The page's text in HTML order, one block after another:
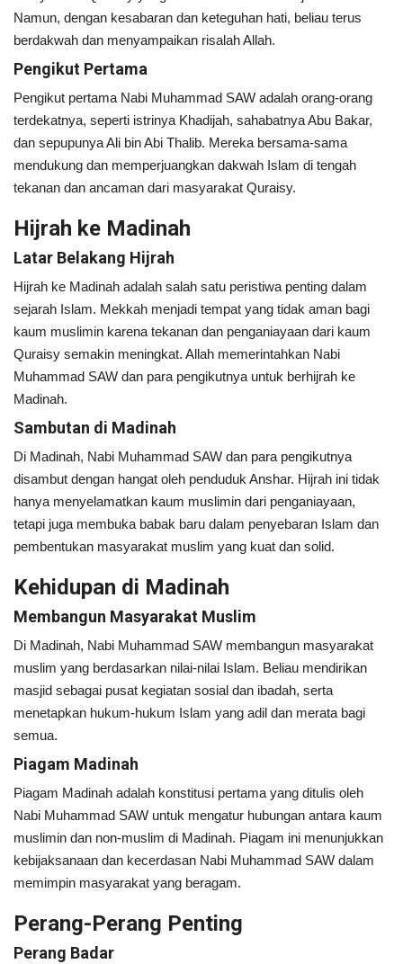
Namun, dengan kesabaran dan keteguhan hati, beliau terus
berdakwah dan menyampaikan risalah Allah.
Pengikut Pertama
Pengikut pertama Nabi Muhammad SAW adalah orang-orang
terdekatnya, seperti istrinya Khadijah, sahabatnya Abu Bakar,
dan sepupunya Ali bin Abi Thalib. Mereka bersama-sama
mendukung dan memperjuangkan dakwah Islam di tengah
tekanan dan ancaman dari masyarakat Quraisy.
Hijrah ke Madinah
Latar Belakang Hijrah
Hijrah ke Madinah adalah salah satu peristiwa penting dalam
sejarah Islam. Mekkah menjadi tempat yang tidak aman bagi
kaum muslimin karena tekanan dan penganiayaan dari kaum
Quraisy semakin meningkat. Allah memerintahkan Nabi
Muhammad SAW dan para pengikutnya untuk berhijrah ke
Madinah.
Sambutan di Madinah
Di Madinah, Nabi Muhammad SAW dan para pengikutnya
disambut dengan hangat oleh penduduk Anshar. Hijrah ini tidak
hanya menyelamatkan kaum muslimin dari penganiayaan,
tetapi juga membuka babak baru dalam penyebaran Islam dan
pembentukan masyarakat muslim yang kuat dan solid.
Kehidupan di Madinah
Membangun Masyarakat Muslim
Di Madinah, Nabi Muhammad SAW membangun masyarakat
muslim yang berdasarkan nilai-nilai Islam. Beliau mendirikan
masjid sebagai pusat kegiatan sosial dan ibadah, serta
menetapkan hukum-hukum Islam yang adil dan merata bagi
semua.
Piagam Madinah
Piagam Madinah adalah konstitusi pertama yang ditulis oleh
Nabi Muhammad SAW untuk mengatur hubungan antara kaum
muslimin dan non-muslim di Madinah. Piagam ini menunjukkan
kebijaksanaan dan kecerdasan Nabi Muhammad SAW dalam
memimpin masyarakat yang beragam.
Perang-Perang Penting
Perang Badar